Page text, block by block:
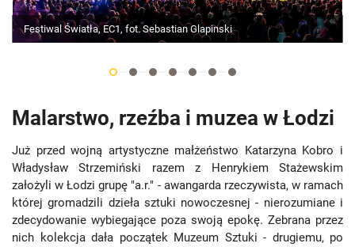
Festiwal Światła, EC1, fot. Sebastian Glapinski
Malarstwo, rzeźba i muzea w Łodzi
Już przed wojną artystyczne małżeństwo Katarzyna Kobro i
Władysław Strzemiński razem z Henrykiem Stażewskim
założyli w Łodzi grupę "a.r." - awangarda rzeczywista, w ramach
której gromadzili dzieła sztuki nowoczesnej - nierozumiane i
zdecydowanie wybiegające poza swoją epokę. Zebrana przez
nich kolekcja dała początek Muzeum Sztuki - drugiemu, po